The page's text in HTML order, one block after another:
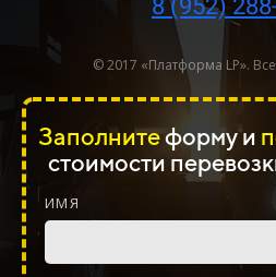
8 (952)
© 2017 «Платформа LP».
Заполнитеформу и
стоимости
ИМЯ